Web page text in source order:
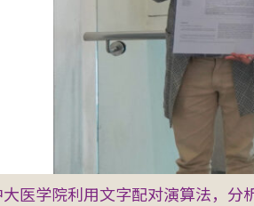
大医学院利用文字配对演算法，分